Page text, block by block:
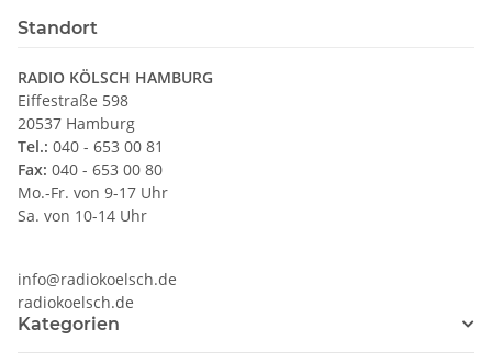
Standort
RADIO KÖLSCH HAMBURG
Eiffestraße 598
20537 Hamburg
Tel.: 040 - 653 00 81
Fax: 040 - 653 00 80
Mo.-Fr. von 9-17 Uhr
Sa. von 10-14 Uhr
info@radiokoelsch.de
radiokoelsch.de
Kategorien